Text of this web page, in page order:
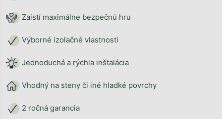
Zaistí maximálne bezpečnú hru
Výborné izolačné vlastnosti
Jednoduchá a rýchla inštalácia
Vhodný na steny či iné hladké povrchy
2 ročná garancia